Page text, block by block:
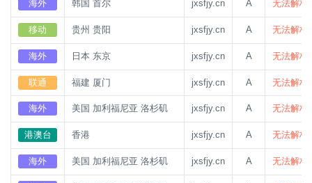
海外 韩国 首尔 jxsfjy.cn A 无法解析
移动 贵州 贵阳 jxsfjy.cn A 无法解析
海外 日本 东京 jxsfjy.cn A 无法解析
联通 福建 厦门 jxsfjy.cn A 无法解析
海外 美国 加利福尼亚 洛杉矶 jxsfjy.cn A 无法解析
港澳台 香港 jxsfjy.cn A 无法解析
海外 美国 加利福尼亚 洛杉矶 jxsfjy.cn A 无法解析